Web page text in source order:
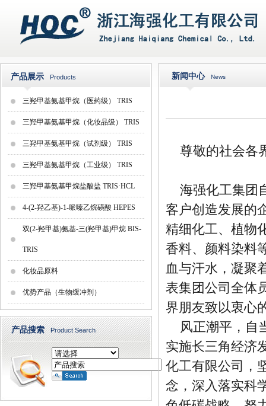
产品展示 Products
三羟甲基氨基甲烷（医药级） TRIS
三羟甲基氨基甲烷（化妆品级） TRIS
三羟甲基氨基甲烷（试剂级） TRIS
三羟甲基氨基甲烷（工业级） TRIS
三羟甲基氨基甲烷盐酸盐 TRIS·HCL
4-(2-羟乙基)-1-哌嗪乙烷磺酸 HEPES
双(2-羟甲基)氨基-三(羟甲基)甲烷 BIS-
TRIS
化妆品原料
优势产品（生物缓冲剂）
产品搜索 Product Search
新闻中心 News
尊敬的社会各
海强化工集团
客户创造发展的
精细化工、植物
香料、颜料染料
血与汗水，凝聚
表集团公司全体
界朋友致以衷心
风正潮平，自
实施长三角经济
化工有限公司，
念，深入落实科